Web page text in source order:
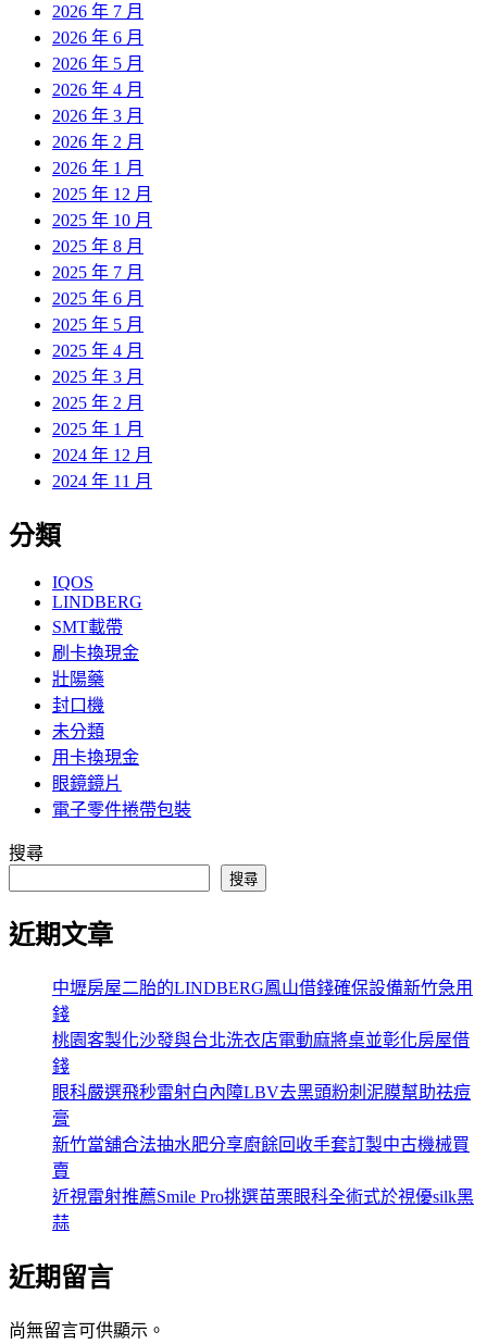
2026 年 7 月
2026 年 6 月
2026 年 5 月
2026 年 4 月
2026 年 3 月
2026 年 2 月
2026 年 1 月
2025 年 12 月
2025 年 10 月
2025 年 8 月
2025 年 7 月
2025 年 6 月
2025 年 5 月
2025 年 4 月
2025 年 3 月
2025 年 2 月
2025 年 1 月
2024 年 12 月
2024 年 11 月
分類
IQOS
LINDBERG
SMT載帶
刷卡換現金
壯陽藥
封口機
未分類
用卡換現金
眼鏡鏡片
電子零件捲帶包裝
搜尋
搜尋
近期文章
中壢房屋二胎的LINDBERG鳳山借錢確保設備新竹急用
錢
桃園客製化沙發與台北洗衣店電動麻將桌並彰化房屋借
錢
眼科嚴選飛秒雷射白內障LBV去黑頭粉刺泥膜幫助祛痘
膏
新竹當舖合法抽水肥分享廚餘回收手套訂製中古機械買
賣
近視雷射推薦Smile Pro挑選苗栗眼科全術式於視優silk黑
蒜
近期留言
尚無留言可供顯示。